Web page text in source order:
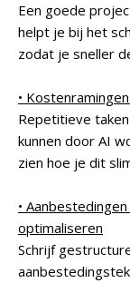
Een goede
helpt je bij het
zodat je sneller
•
Repetitieve
kunnen door AI
zien hoe je dit
•
optimaliseren
Schrijf